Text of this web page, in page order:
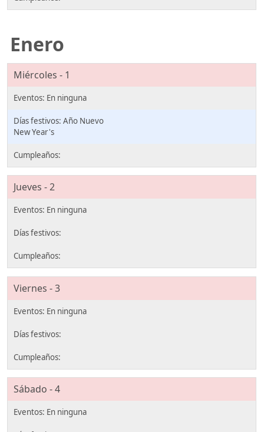
Enero
Miércoles - 1
Año Nuevo
New Year's
Jueves - 2
Viernes - 3
Sábado - 4